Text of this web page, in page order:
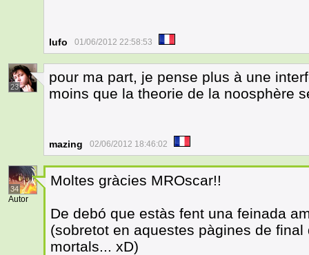
lufo 01/06/2012 22:58:53
23
pour ma part, je pense plus à une
moins que la theorie de la noosphère
mazing 02/06/2012 18:46:02
34
Autor
Moltes gràcies MROscar!!
De debó que estàs fent una feinada
(sobretot en aquestes pàgines de
mortals... xD)